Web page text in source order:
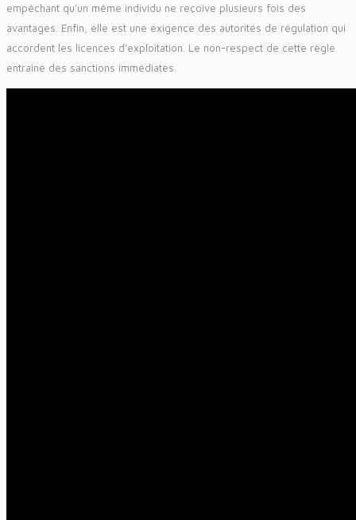
empêchant qu’un même individu ne reçoive plusieurs fois des
avantages. Enfin, elle est une exigence des autorités de régulation qui
accordent les licences d’exploitation. Le non-respect de cette règle
entraîne des sanctions immédiates.